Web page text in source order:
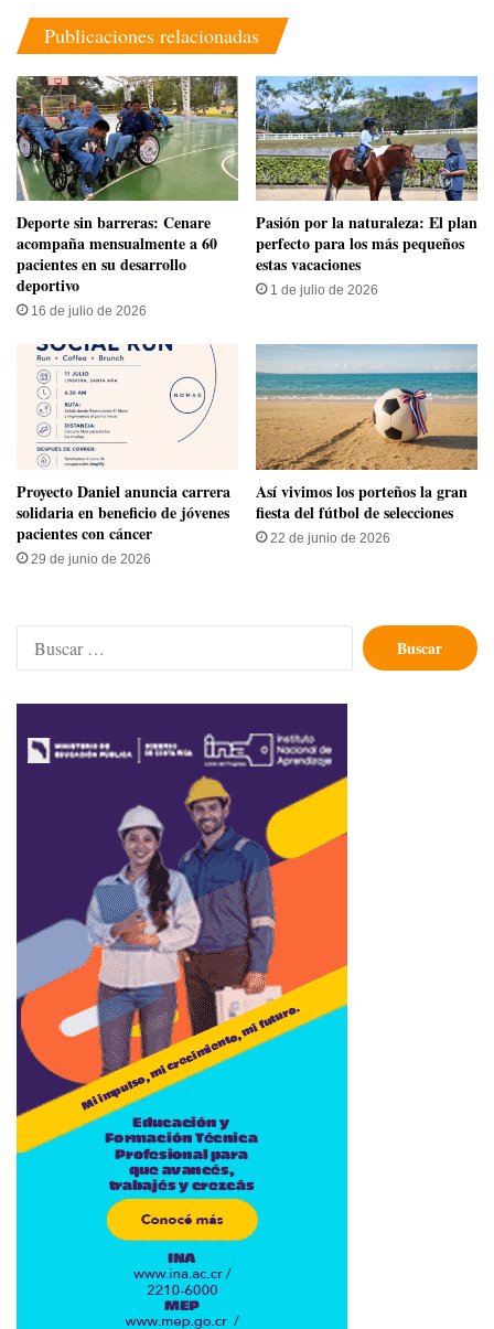
Publicaciones relacionadas
​Deporte sin barreras: Cenare
acompaña mensualmente a 60
pacientes en su desarrollo
deportivo
16 de julio de 2026
Pasión por la naturaleza: El plan
perfecto para los más pequeños
estas vacaciones
1 de julio de 2026
Proyecto Daniel anuncia carrera
solidaria en beneficio de jóvenes
pacientes con cáncer
29 de junio de 2026
Así vivimos los porteños la gran
fiesta del fútbol de selecciones
22 de junio de 2026
Buscar: